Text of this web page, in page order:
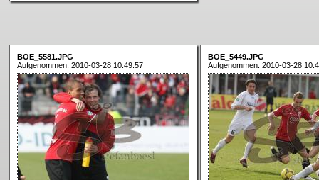
BOE_5581.JPG
Aufgenommen: 2010-03-28 10:49:57
BOE_5449.JPG
Aufgenommen: 2010-03-28